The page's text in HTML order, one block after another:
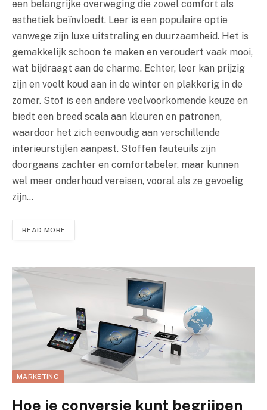
een belangrijke overweging die zowel comfort als
esthetiek beïnvloedt. Leer is een populaire optie
vanwege zijn luxe uitstraling en duurzaamheid. Het is
gemakkelijk schoon te maken en veroudert vaak mooi,
wat bijdraagt aan de charme. Echter, leer kan prijzig
zijn en voelt koud aan in de winter en plakkerig in de
zomer. Stof is een andere veelvoorkomende keuze en
biedt een breed scala aan kleuren en patronen,
waardoor het zich eenvoudig aan verschillende
interieurstijlen aanpast. Stoffen fauteuils zijn
doorgaans zachter en comfortabeler, maar kunnen
wel meer onderhoud vereisen, vooral als ze gevoelig
zijn…
READ MORE
MARKETING
Hoe je conversie kunt begrijpen